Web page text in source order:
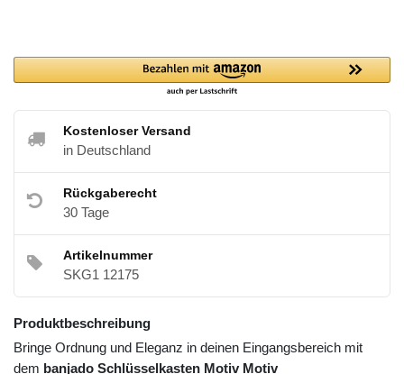
Kostenloser Versand
in Deutschland
Rückgaberecht
30 Tage
Artikelnummer
SKG1 12175
Produktbeschreibung
Bringe Ordnung und Eleganz in deinen Eingangsbereich mit
dem banjado Schlüsselkasten Motiv Motiv